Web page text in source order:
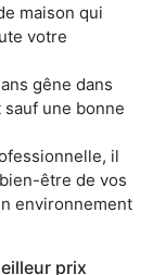
maison qui
votre
gêne dans
une bonne
il
être de vos
environnement
prix